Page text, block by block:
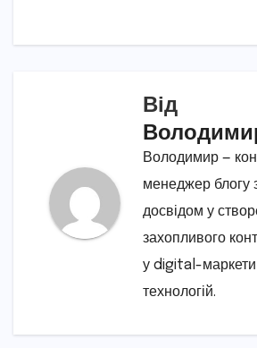
Від
Володимир —
менеджер блогу
досвідом у
захопливого
у digital-
технологій.